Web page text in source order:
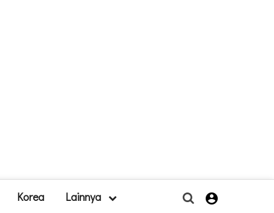
Korea Lainnya 